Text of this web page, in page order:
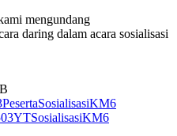
mengundang
daring dalam acara sosialisasi